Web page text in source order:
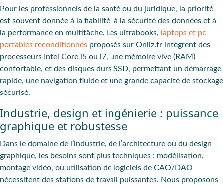
Pour les professionnels de la santé ou du juridique, la priorité
est souvent donnée à la fiabilité, à la sécurité des données et à
la performance en multitâche. Les ultrabooks, laptops et pc
portables reconditionnés proposés sur Onliz.fr intègrent des
processeurs Intel Core i5 ou i7, une mémoire vive (RAM)
confortable, et des disques durs SSD, permettant un démarrage
rapide, une navigation fluide et une grande capacité de stockage
sécurisé.
Industrie, design et ingénierie : puissance
graphique et robustesse
Dans le domaine de l’industrie, de l’architecture ou du design
graphique, les besoins sont plus techniques : modélisation,
montage vidéo, ou utilisation de logiciels de CAO/DAO
nécessitent des stations de travail puissantes. Nous proposons